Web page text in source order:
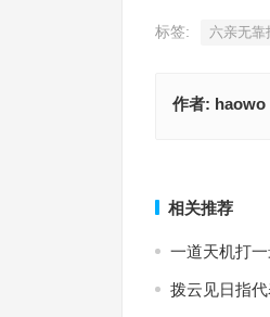
标签: 六亲无靠
作者: haowo
相关推荐
一道天机打
拨云见日指